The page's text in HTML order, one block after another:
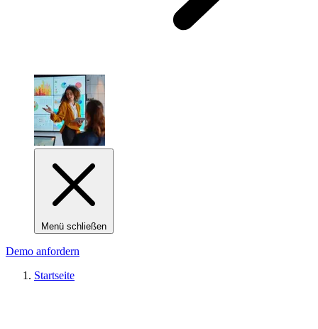
Menü schließen
Demo anfordern
Startseite